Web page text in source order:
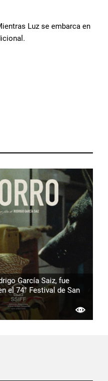
Luz se embarca en
García Saiz, fue
el 74° Festival de San